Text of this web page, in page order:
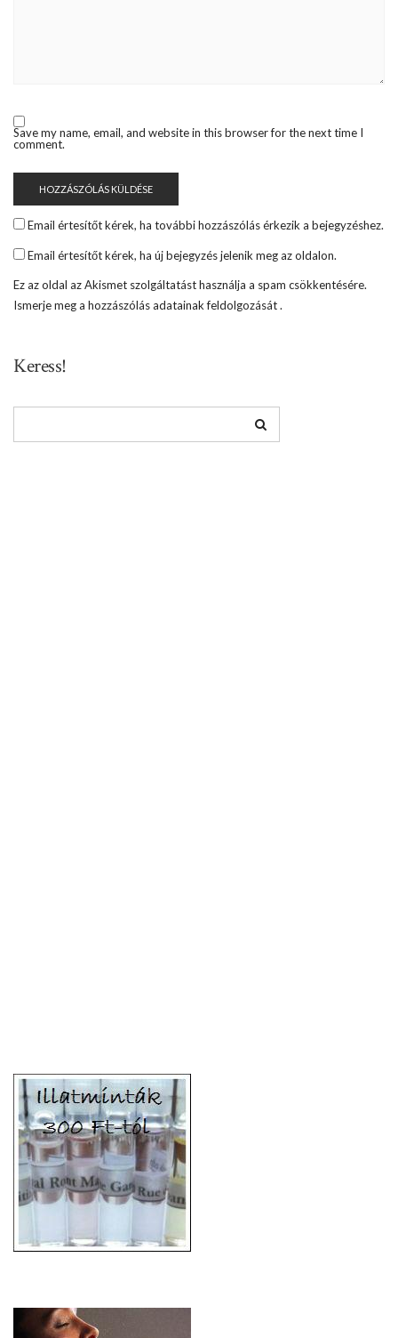
Save my name, email, and website in this browser for the next time I
comment.
Email értesítőt kérek, ha további hozzászólás érkezik a bejegyzéshez.
Email értesítőt kérek, ha új bejegyzés jelenik meg az oldalon.
Ez az oldal az Akismet szolgáltatást használja a spam csökkentésére.
Ismerje meg a hozzászólás adatainak feldolgozását.
Keress!